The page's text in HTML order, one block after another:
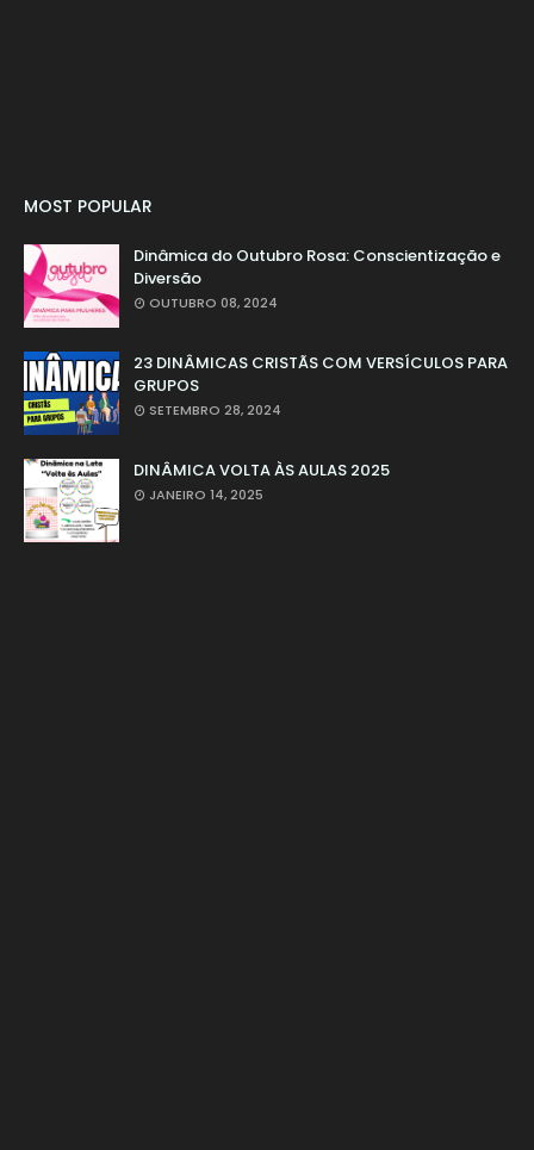
MOST POPULAR
Dinâmica do Outubro Rosa: Conscientização e
Diversão
OUTUBRO 08, 2024
23 DINÂMICAS CRISTÃS COM VERSÍCULOS PARA
GRUPOS
SETEMBRO 28, 2024
DINÂMICA VOLTA ÀS AULAS 2025
JANEIRO 14, 2025